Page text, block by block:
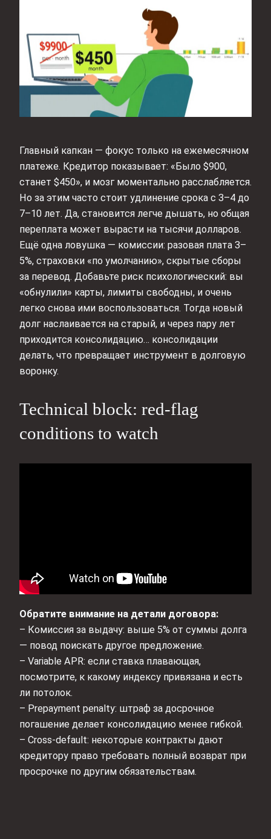
Главный капкан — фокус только на ежемесячном
платеже. Кредитор показывает: «Было $900,
станет $450», и мозг моментально расслабляется.
Но за этим часто стоит удлинение срока с 3–4 до
7–10 лет. Да, становится легче дышать, но общая
переплата может вырасти на тысячи долларов.
Ещё одна ловушка — комиссии: разовая плата 3–
5%, страховки «по умолчанию», скрытые сборы
за перевод. Добавьте риск психологический: вы
«обнулили» карты, лимиты свободны, и очень
легко снова ими воспользоваться. Тогда новый
долг наслаивается на старый, и через пару лет
приходится консолидацию… консолидации
делать, что превращает инструмент в долговую
воронку.
Technical block: red‑flag
conditions to watch
Обратите внимание на детали договора:
– Комиссия за выдачу: выше 5% от суммы долга
— повод поискать другое предложение.
– Variable APR: если ставка плавающая,
посмотрите, к какому индексу привязана и есть
ли потолок.
– Prepayment penalty: штраф за досрочное
погашение делает консолидацию менее гибкой.
– Cross‑default: некоторые контракты дают
кредитору право требовать полный возврат при
просрочке по другим обязательствам.